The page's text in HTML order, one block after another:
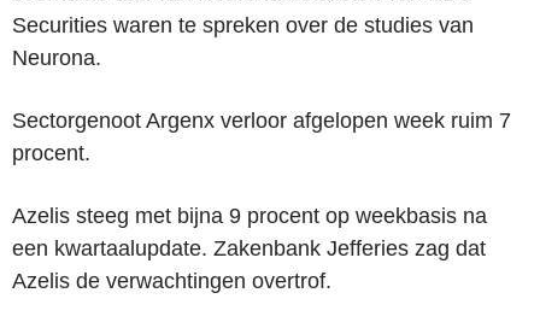
Securities waren te spreken over de studies van
Neurona.
Sectorgenoot Argenx verloor afgelopen week ruim 7
procent.
Azelis steeg met bijna 9 procent op weekbasis na
een kwartaalupdate. Zakenbank Jefferies zag dat
Azelis de verwachtingen overtrof.